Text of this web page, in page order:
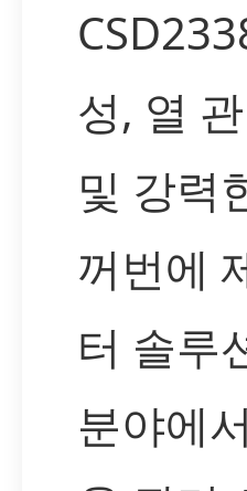
성, 열
및 강력
꺼번에
터 솔루
분야에